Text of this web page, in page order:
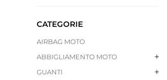
CATEGORIE
AIRBAG MOTO
ABBIGLIAMENTO MOTO
GUANTI